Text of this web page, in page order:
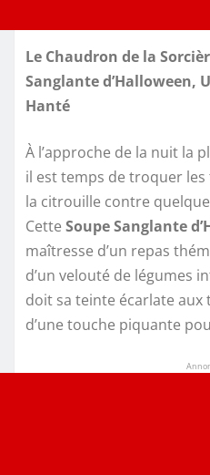
Le Chaudron de la
Sanglante d’Halloween,
Hanté
À l’approche de la nuit la
il est temps de troquer
la citrouille contre
Cette Soupe Sanglante
maîtresse d’un repas
d’un velouté de légumes
doit sa teinte écarlate aux
d’une touche piquante